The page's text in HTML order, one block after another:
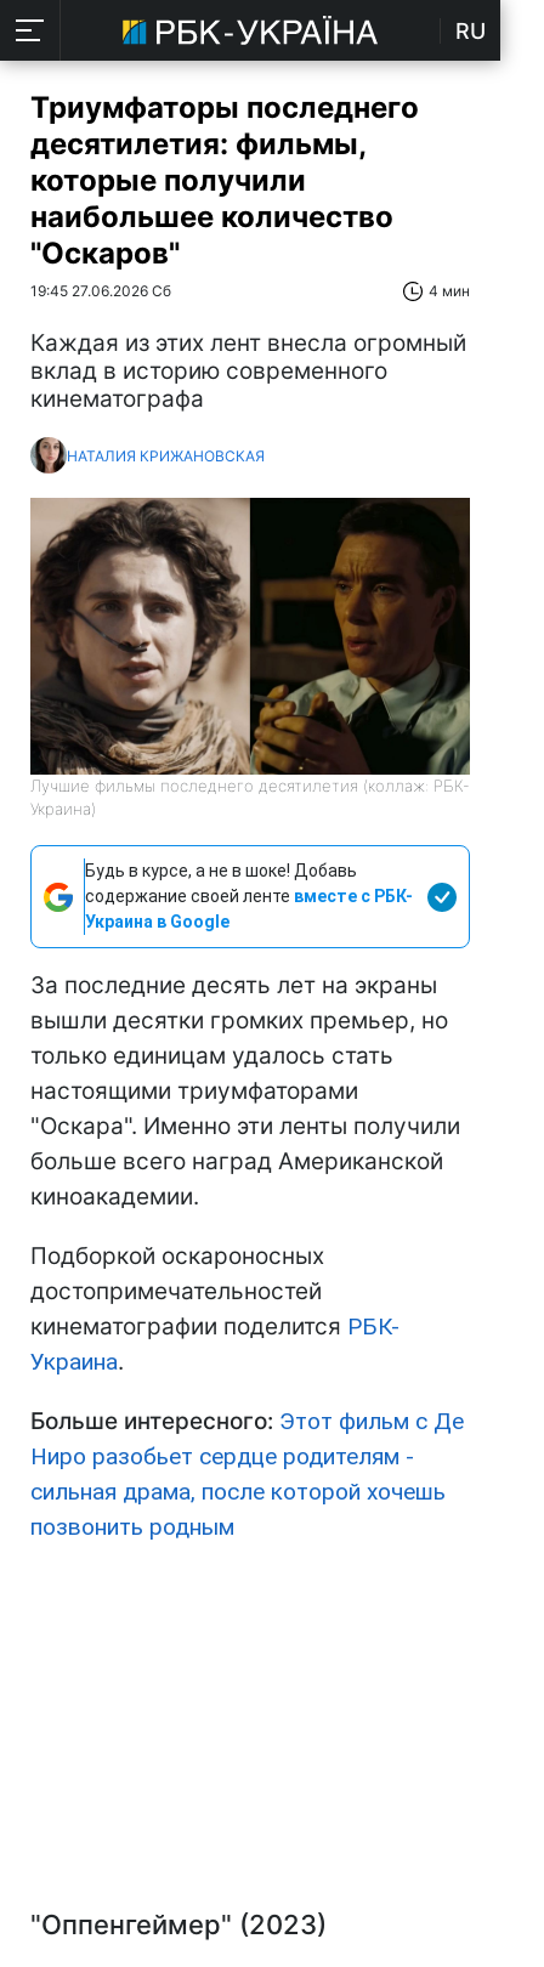
RU
Триумфаторы последнего
десятилетия: фильмы,
которые получили
наибольшее количество
"Оскаров"
19:45 27.06.2026 Сб 4 мин
Каждая из этих лент внесла огромный
вклад в историю современного
кинематографа
НАТАЛИЯ КРИЖАНОВСКАЯ
Лучшие фильмы последнего десятилетия (коллаж: РБК-
Украина)
Будь в курсе, а не в шоке! Добавь
содержание своей ленте вместе с РБК-
Украина в Google
За последние десять лет на экраны
вышли десятки громких премьер, но
только единицам удалось стать
настоящими триумфаторами
"Оскара". Именно эти ленты получили
больше всего наград Американской
киноакадемии.
Подборкой оскароносных
достопримечательностей
кинематографии поделится РБК-
Украина.
Больше интересного: Этот фильм с Де
Ниро разобьет сердце родителям -
сильная драма, после которой хочешь
позвонить родным
"Оппенгеймер" (2023)